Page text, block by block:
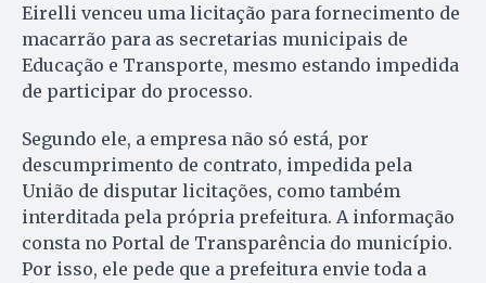
Eirelli venceu uma licitação para fornecimento de
macarrão para as secretarias municipais de
Educação e Transporte, mesmo estando impedida
de participar do processo.
Segundo ele, a empresa não só está, por
descumprimento de contrato, impedida pela
União de disputar licitações, como também
interditada pela própria prefeitura. A informação
consta no Portal de Transparência do município.
Por isso, ele pede que a prefeitura envie toda a